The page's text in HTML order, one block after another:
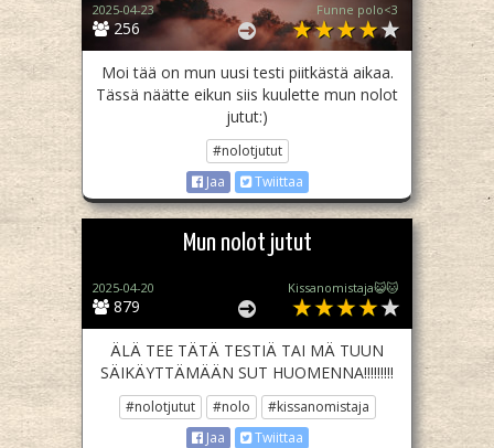
256
2025-04-23 Funne polo<3
Moi tää on mun uusi testi piitkästä aikaa.
Tässä näätte eikun siis kuulette mun nolot
jutut:)
#nolotjutut
Jaa
Twiittaa
Mun nolot jutut
879
2025-04-20 Kissanomistaja😺🐱
ÄLÄ TEE TÄTÄ TESTIÄ TAI MÄ TUUN
SÄIKÄYTTÄMÄÄN SUT HUOMENNA!!!!!!!!!
#nolotjutut #nolo
#kissanomistaja
Jaa
Twiittaa